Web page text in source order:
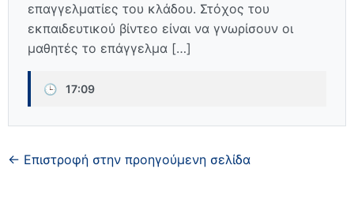
επαγγελματίες του κλάδου. Στόχος του
εκπαιδευτικού βίντεο είναι να γνωρίσουν οι
μαθητές το επάγγελμα […]
🕒 17:09
← Επιστροφή στην προηγούμενη σελίδα